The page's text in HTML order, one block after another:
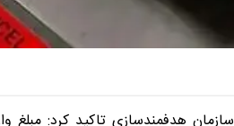
سازمان هدفمندسازی تاکید کرد: مبلغ